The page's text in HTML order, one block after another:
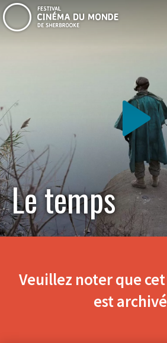
Le temps
Veuillez noter que
est